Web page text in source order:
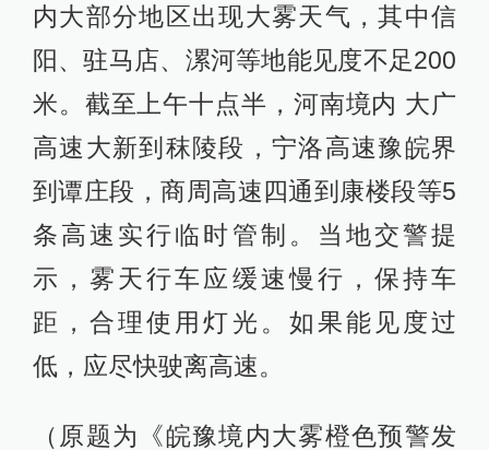
内大部分地区出现大雾天气，其中信
阳、驻马店、漯河等地能见度不足200
米。截至上午十点半，河南境内 大广
高速大新到秣陵段，宁洛高速豫皖界
到谭庄段，商周高速四通到康楼段等5
条高速实行临时管制。当地交警提
示，雾天行车应缓速慢行，保持车
距，合理使用灯光。如果能见度过
低，应尽快驶离高速。
（原题为《皖豫境内大雾橙色预警发